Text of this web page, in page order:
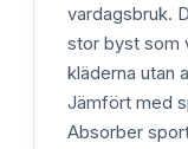
vardagsbruk.
stor byst som
kläderna utan
Jämfört med
Absorber